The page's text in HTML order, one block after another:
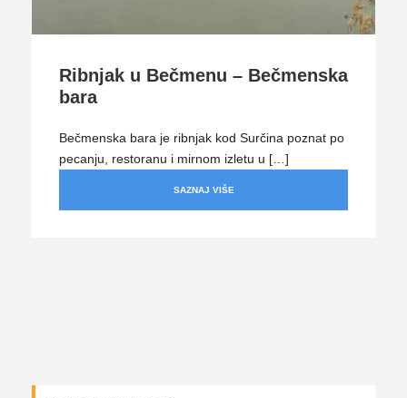
Ribnjak u Bečmenu – Bečmenska
bara
Bečmenska bara je ribnjak kod Surčina poznat po
pecanju, restoranu i mirnom izletu u […]
SAZNAJ VIŠE